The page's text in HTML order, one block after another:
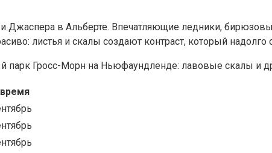
Джаспера в Альберте. Впечатляющие ледники,
листья и скалы создают контраст, который надолго
парк Гросс-Морн на Ньюфаундленде: лавовые скалы и